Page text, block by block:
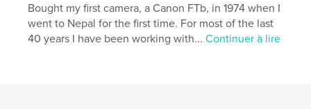
Bought my first camera, a Canon FTb, in 1974 when I
went to Nepal for the first time. For most of the last
40 years I have been working with...Continuer à lire